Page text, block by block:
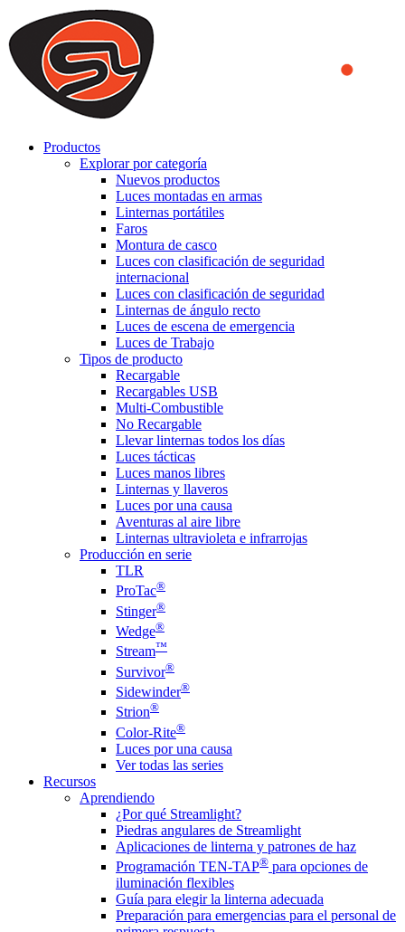
We use cookies to ensure that we provide you the best experience
on our website. By continuing to browse this website, you accept
that cookies are used to help us analyze how the website is used and
to offer you a better experience. To learn more or to find out how
you can disable cookies, you can access our
Productos
Explorar por categoría
Nuevos productos
Luces montadas en armas
Linternas portátiles
Faros
Montura de casco
Luces con clasificación de seguridad
internacional
Luces con clasificación de seguridad
Linternas de ángulo recto
Luces de escena de emergencia
Luces de Trabajo
Tipos de producto
Recargable
Recargables USB
Multi-Combustible
No Recargable
Llevar linternas todos los días
Luces tácticas
Luces manos libres
Linternas y llaveros
Luces por una causa
Aventuras al aire libre
Linternas ultravioleta e infrarrojas
Producción en serie
TLR
ProTac®
Stinger®
Wedge®
Stream™
Survivor®
Sidewinder®
Strion®
Color-Rite®
Luces por una causa
Ver todas las series
Recursos
Aprendiendo
¿Por qué Streamlight?
Piedras angulares de Streamlight
Aplicaciones de linterna y patrones de haz
Programación TEN-TAP® para opciones de
iluminación flexibles
Guía para elegir la linterna adecuada
Preparación para emergencias para el personal de